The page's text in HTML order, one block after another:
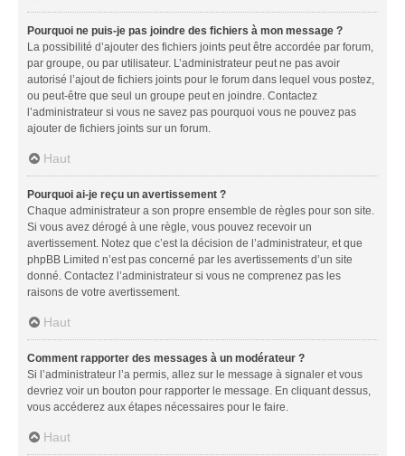
Pourquoi ne puis-je pas joindre des fichiers à mon message ?
La possibilité d’ajouter des fichiers joints peut être accordée par forum,
par groupe, ou par utilisateur. L’administrateur peut ne pas avoir
autorisé l’ajout de fichiers joints pour le forum dans lequel vous postez,
ou peut-être que seul un groupe peut en joindre. Contactez
l’administrateur si vous ne savez pas pourquoi vous ne pouvez pas
ajouter de fichiers joints sur un forum.
Haut
Pourquoi ai-je reçu un avertissement ?
Chaque administrateur a son propre ensemble de règles pour son site.
Si vous avez dérogé à une règle, vous pouvez recevoir un
avertissement. Notez que c’est la décision de l’administrateur, et que
phpBB Limited n’est pas concerné par les avertissements d’un site
donné. Contactez l’administrateur si vous ne comprenez pas les
raisons de votre avertissement.
Haut
Comment rapporter des messages à un modérateur ?
Si l’administrateur l’a permis, allez sur le message à signaler et vous
devriez voir un bouton pour rapporter le message. En cliquant dessus,
vous accéderez aux étapes nécessaires pour le faire.
Haut